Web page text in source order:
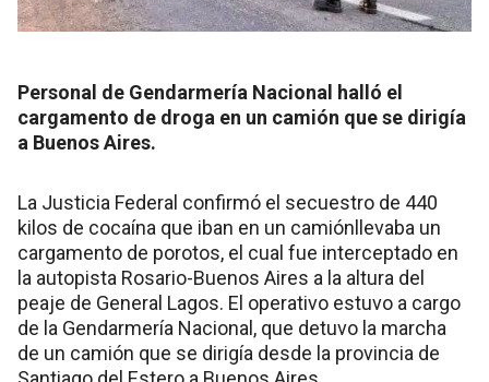
Personal de Gendarmería Nacional halló el
cargamento de droga en un camión que se dirigía
a Buenos Aires.
La Justicia Federal confirmó el secuestro de 440
kilos de cocaína que iban en un camiónllevaba un
cargamento de porotos, el cual fue interceptado en
la autopista Rosario-Buenos Aires a la altura del
peaje de General Lagos. El operativo estuvo a cargo
de la Gendarmería Nacional, que detuvo la marcha
de un camión que se dirigía desde la provincia de